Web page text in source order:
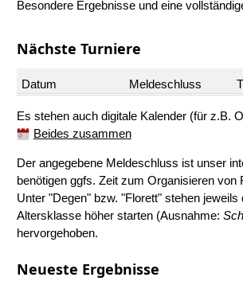
Besondere Ergebnisse und eine
Nächste Turniere
Datum Meldeschluss
Es stehen auch digitale Kalender (für z.B.
Beides zusammen
Der angegebene Meldeschluss ist unser
benötigen ggfs. Zeit zum Organisieren von
Unter "Degen" bzw. "Florett" stehen
Altersklasse höher starten (Ausnahme:
hervorgehoben.
Neueste Ergebnisse